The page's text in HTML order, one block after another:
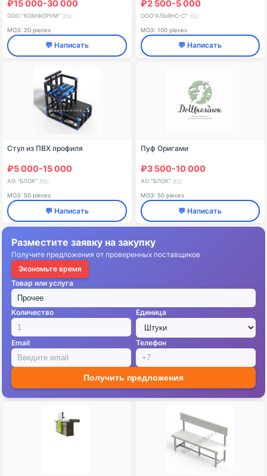
₽15 000-30 000
ООО "КОМФОРУМ" 🇷🇺
МОЗ: 20 pieces
💬 Написать
₽2 500-5 000
ООО"АЛЬЯНС-С" 🇷🇺
МОЗ: 100 pieces
💬 Написать
Стул из ПВХ профиля
₽5 000-15 000
АО "БЛОК" 🇷🇺
МОЗ: 50 pieces
💬 Написать
Пуф Оригами
₽3 500-10 000
АО "БЛОК" 🇷🇺
МОЗ: 50 pieces
💬 Написать
Разместите заявку на закупку
Получите предложения от проверенных поставщиков
Экономьте время
Товар или услуга
Количество Единица
Email Телефон
Получить предложения